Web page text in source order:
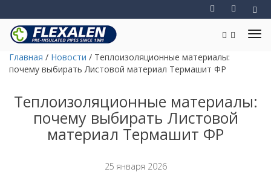
Главная / Новости / Теплоизоляционные материалы:
почему выбирать Листовой материал Термашит ФР
Теплоизоляционные материалы:
почему выбирать Листовой
материал Термашит ФР
25 января 2026